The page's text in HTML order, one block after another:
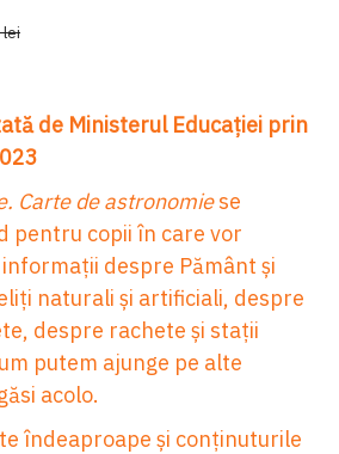
lei
de Ministerul Educației prin
Carte de astronomiese
pentru copii în care vor
despre Pământ și
naturali și artificiali, despre
despre rachete și stații
putem ajunge pe alte
acolo.
îndeaproape și conținuturile